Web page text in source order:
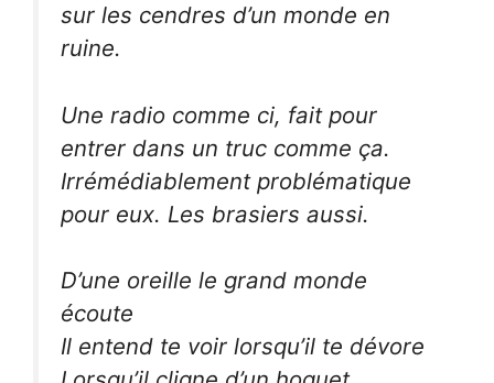
sur les cendres d’un monde en
ruine.
Une radio comme ci, fait pour
entrer dans un truc comme ça.
Irrémédiablement problématique
pour eux. Les brasiers aussi.
D’une oreille le grand monde
écoute
Il entend te voir lorsqu’il te dévore